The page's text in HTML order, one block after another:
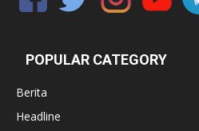
POPULAR CATEGORY
Berita
Headline